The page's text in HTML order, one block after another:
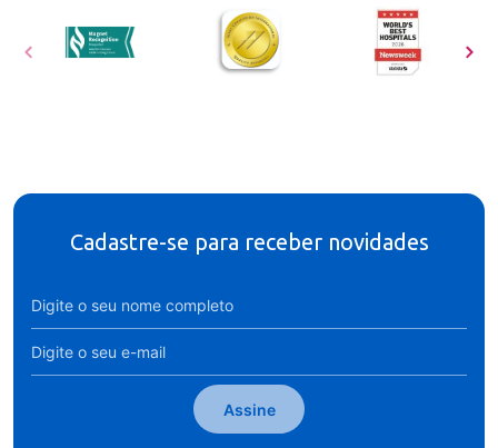
Cadastre-se para receber novidades
Assine